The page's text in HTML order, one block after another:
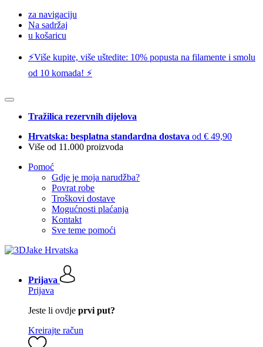
za navigaciju
Na sadržaj
u košaricu
⚡️Više kupite, više uštedite: 10% popusta na filamente i smolu
od 10 komada! ⚡️
Tražilica rezervnih dijelova
Hrvatska: besplatna standardna dostava od € 49,90
Više od 11.000 proizvoda
Pomoć
Gdje je moja narudžba?
Povrat robe
Troškovi dostave
Mogućnosti plaćanja
Kontakt
Sve teme pomoći
Prijava
Prijava
Jeste li ovdje prvi put?
Kreirajte račun